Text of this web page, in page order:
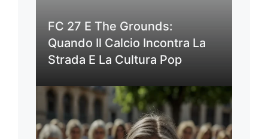
FC 27 E The Grounds:
Quando Il Calcio Incontra La
Strada E La Cultura Pop